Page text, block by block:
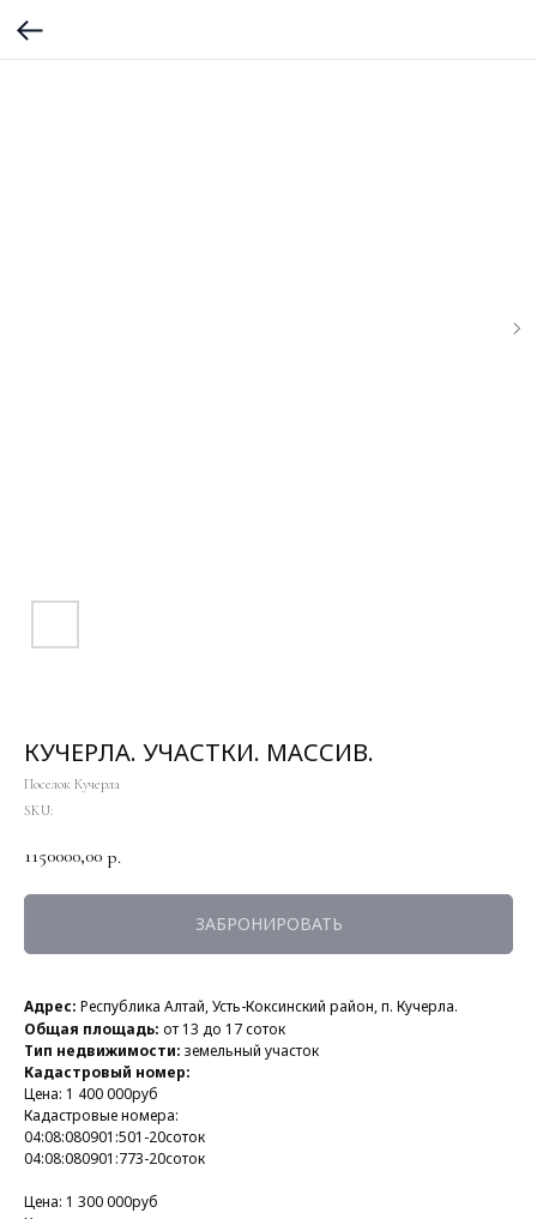
КУЧЕРЛА. УЧАСТКИ. МАССИВ.
Поселок Кучерла
SKU:
1150000,00 р.
ЗАБРОНИРОВАТЬ
Адрес: Республика Алтай, Усть-Коксинский район, п. Кучерла.
Общая площадь: от 13 до 17 соток
Тип недвижимости: земельный участок
Кадастровый номер:
Цена: 1 400 000руб
Кадастровые номера:
04:08:080901:501-20соток
04:08:080901:773-20соток
Цена: 1 300 000руб